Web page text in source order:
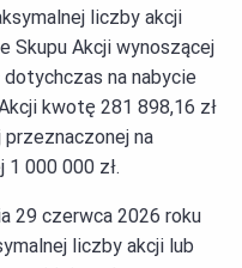
liczby akcji
Skupu Akcji wynoszącej
na nabycie
kwotę 281 898,16 zł
na
1 000 000 zł.
29 czerwca 2026 roku
liczby akcji lub